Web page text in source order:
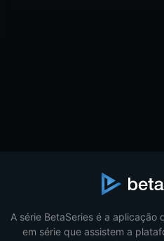
A série BetaSeries é a
em série que assistem a